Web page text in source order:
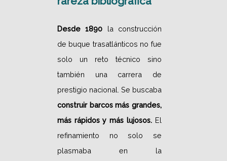
Desde 1890 la construcción
de buque trasatlánticos no fue
solo un reto técnico sino
también una carrera de
prestigio nacional. Se buscaba
construir barcos más grandes,
más rápidos y más lujosos. El
refinamiento no solo se
plasmaba en la